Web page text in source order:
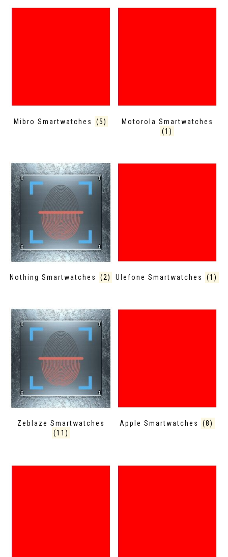
Mibro Smartwatches (5)
Motorola Smartwatches
(1)
Nothing Smartwatches (2) Ulefone Smartwatches (1)
Zeblaze Smartwatches
(11)
Apple Smartwatches (8)